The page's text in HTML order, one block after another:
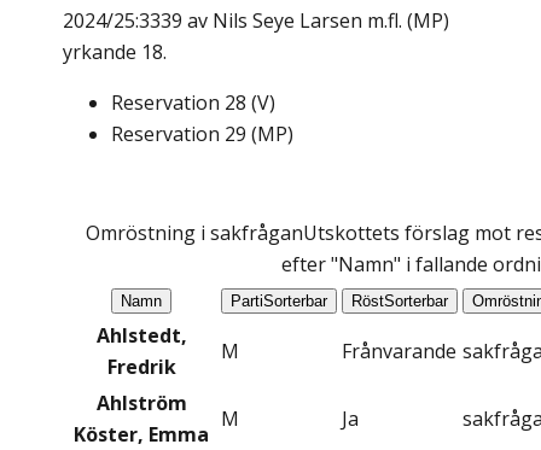
2024/25:3339 av Nils Seye Larsen m.fl. (MP)
yrkande 18.
Reservation 28 (V)
Reservation 29 (MP)
Omröstning i sakfråganUtskottets förslag mot
efter "Namn" i fallande
Namn PartiSorterbar RöstSorterbar
Ahlstedt,
Fredrik
M Frånvarande
Ahlström
Köster, Emma
M Ja